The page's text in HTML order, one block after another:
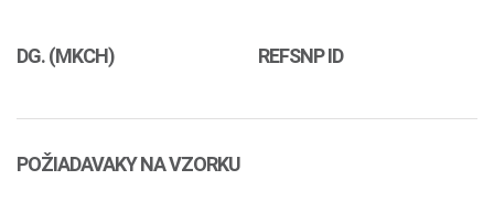
DG. (MKCH) REFSNP ID
POŽIADAVAKY NA VZORKU